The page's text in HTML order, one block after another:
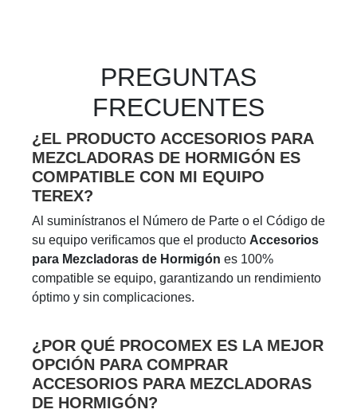
PREGUNTAS
FRECUENTES
¿EL PRODUCTO ACCESORIOS PARA
MEZCLADORAS DE HORMIGÓN ES
COMPATIBLE CON MI EQUIPO
TEREX?
Al suminístranos el Número de Parte o el Código de
su equipo verificamos que el producto Accesorios
para Mezcladoras de Hormigón es 100%
compatible se equipo, garantizando un rendimiento
óptimo y sin complicaciones.
¿POR QUÉ PROCOMEX ES LA MEJOR
OPCIÓN PARA COMPRAR
ACCESORIOS PARA MEZCLADORAS
DE HORMIGÓN?